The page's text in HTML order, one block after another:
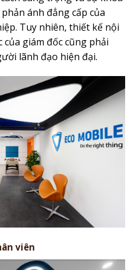
ánh đẳng cấp của
Tuy nhiên, thiết kế nội
giám đốc cũng phải
lãnh đạo hiện đại.
viên